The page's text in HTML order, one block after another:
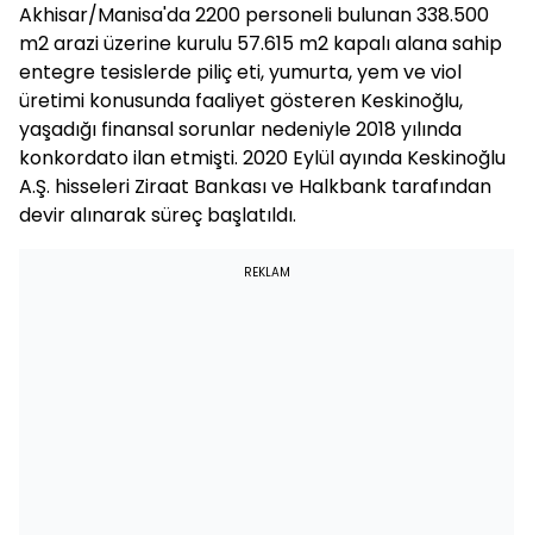
Akhisar/Manisa'da 2200 personeli bulunan 338.500
m2 arazi üzerine kurulu 57.615 m2 kapalı alana sahip
entegre tesislerde piliç eti, yumurta, yem ve viol
üretimi konusunda faaliyet gösteren Keskinoğlu,
yaşadığı finansal sorunlar nedeniyle 2018 yılında
konkordato ilan etmişti. 2020 Eylül ayında Keskinoğlu
A.Ş. hisseleri Ziraat Bankası ve Halkbank tarafından
devir alınarak süreç başlatıldı.
REKLAM